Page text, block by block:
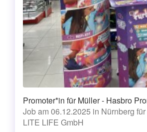
Promoter*in für Müller - Hasbro
Job am 06.12.2025 in Nürnberg
LITE LIFE GmbH